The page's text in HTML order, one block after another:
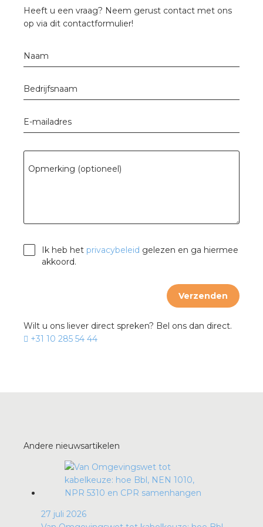
Heeft u een vraag? Neem gerust contact met ons
op via dit contactformulier!
Naam
Bedrijfsnaam
E-mailadres
Opmerking (optioneel)
Ik heb het privacybeleid gelezen en ga hiermee
akkoord.
Verzenden
Wilt u ons liever direct spreken? Bel ons dan direct.
+31 10 285 54 44
Andere nieuwsartikelen
27 juli 2026